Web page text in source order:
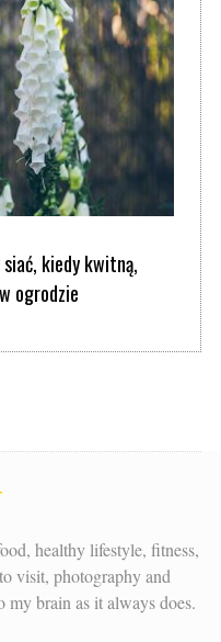
kiedy kwitną,
ogrodzie
healthy lifestyle, fitness,
visit, photography and
brain as it always does.